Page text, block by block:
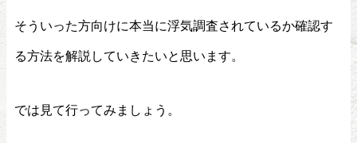
そういった方向けに本当に浮気調査されているか確認す
る方法を解説していきたいと思います。
では見て行ってみましょう。